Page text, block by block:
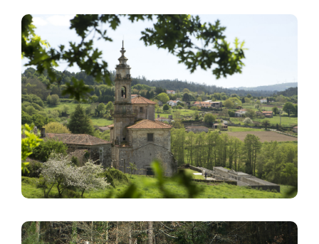
Image
Image